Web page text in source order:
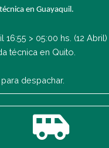
en Guayaquil.
16:55 > 05:00 hs. (12 Abril)
técnica en Quito.
despachar.